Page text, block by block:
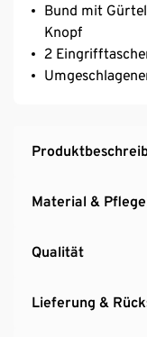
Bund mit
Knopf
2
Material & Pflege
Qualität
Lieferung &